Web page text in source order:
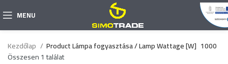
MENU
Kezdőlap Product Lámpa fogyasztása / Lamp Wattage [W] 1000
Összesen 1 találat